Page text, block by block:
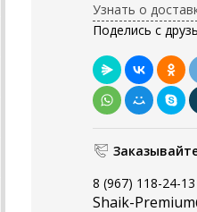
Узнать о
Поделись с
8 (967) 118-24-13
Shaik-